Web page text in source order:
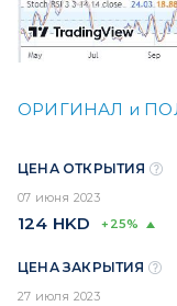
ОРИГИНАЛ и
ЦЕНА ОТКРЫТИЯ
07 июня 2023
124 HKD +25%
ЦЕНА ЗАКРЫТИЯ
27 июля 2023